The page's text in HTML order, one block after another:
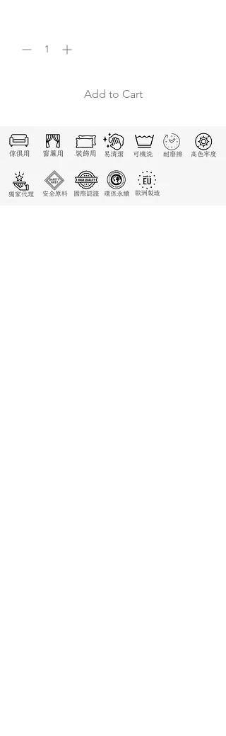
Add to Cart